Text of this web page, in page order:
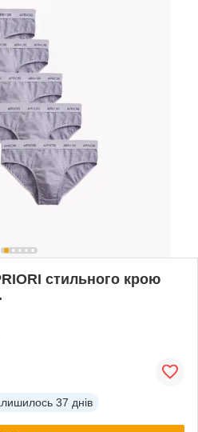
стильного крою
37 днів